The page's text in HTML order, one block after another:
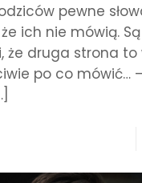
pewne
ich nie mówią. Są
że druga strona to
po co mówić… –